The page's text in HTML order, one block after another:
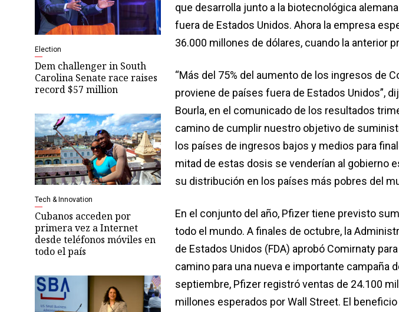
Election
Dem challenger in South
Carolina Senate race raises
record $57 million
Tech & Innovation
Cubanos acceden por
primera vez a Internet
desde teléfonos móviles en
todo el país
que desarrolla junto a la biotecnológica
fuera de Estados Unidos. Ahora la empresa
36.000 millones de dólares, cuando la anterior
“Más del 75% del aumento de los ingresos de
proviene de países fuera de Estados Unidos”,
Bourla, en el comunicado de los resultados
camino de cumplir nuestro objetivo de
los países de ingresos bajos y medios para
mitad de estas dosis se venderían al gobierno
su distribución en los países más pobres del
En el conjunto del año, Pfizer tiene previsto
todo el mundo. A finales de octubre, la
de Estados Unidos (FDA) aprobó Comirnaty
camino para una nueva e importante campaña
septiembre, Pfizer registró ventas de 24.100
millones esperados por Wall Street. El